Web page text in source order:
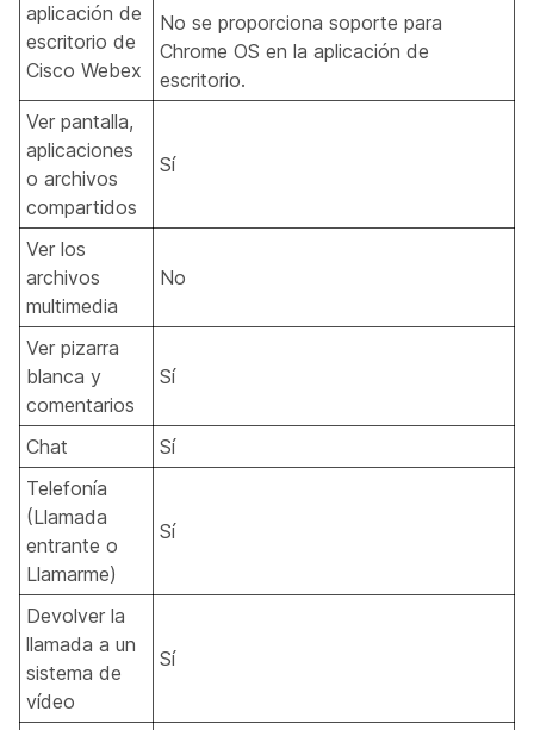
aplicación de
escritorio de
Cisco Webex
No se proporciona soporte para
Chrome OS en la aplicación de
escritorio.
Ver pantalla,
aplicaciones
o archivos
compartidos
Sí
Ver los
archivos
multimedia
No
Ver pizarra
blanca y
comentarios
Sí
Chat
Sí
Telefonía
(Llamada
entrante o
Llamarme)
Sí
Devolver la
llamada a un
sistema de
vídeo
Sí